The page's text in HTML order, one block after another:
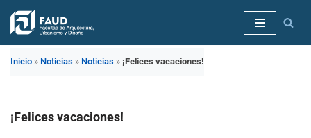
Saltar
Inicio » Noticias » Noticias » ¡Felices vacaciones!
¡Felices vacaciones!